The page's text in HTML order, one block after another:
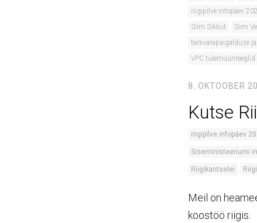
riigipilve infopäev
Siim Sikkut
Siim
tarkvarapaigalduse
VPC tulemüürireeglid
8. OKTOOBER
Kutse
riigipilve infopäev
Siseministeeriumi
Riigikantselei
Meil on
koostöö riigis.